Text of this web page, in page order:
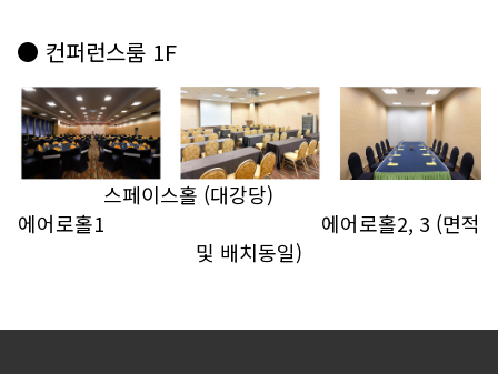
● 컨퍼런스룸 1F
스페이스홀 (대강당)
에어로홀1 에어로홀2, 3 (면적
및 배치동일)